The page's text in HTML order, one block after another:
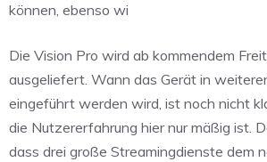
können, ebenso wi
Die Vision Pro wird ab kommendem
ausgeliefert. Wann das Gerät in
eingeführt werden wird, ist noch nicht
die Nutzererfahrung hier nur mäßig ist.
dass drei große Streamingdienste dem